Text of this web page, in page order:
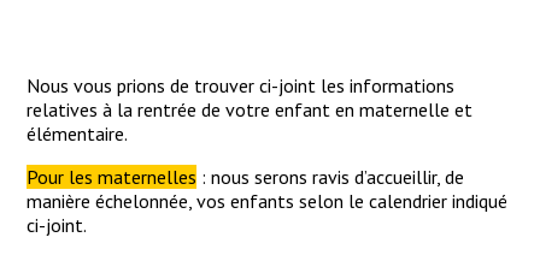
Nous vous prions de trouver ci-joint les informations
relatives à la rentrée de votre enfant en maternelle et
élémentaire.
Pour les maternelles : nous serons ravis d’accueillir, de
manière échelonnée, vos enfants selon le calendrier indiqué
ci-joint.